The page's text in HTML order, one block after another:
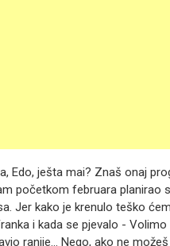
Edo, ješta mai? Znaš onaj
početkom februara planirao
Jer kako je krenulo teško
i kada se pjevalo -
ranije… Nego, ako ne